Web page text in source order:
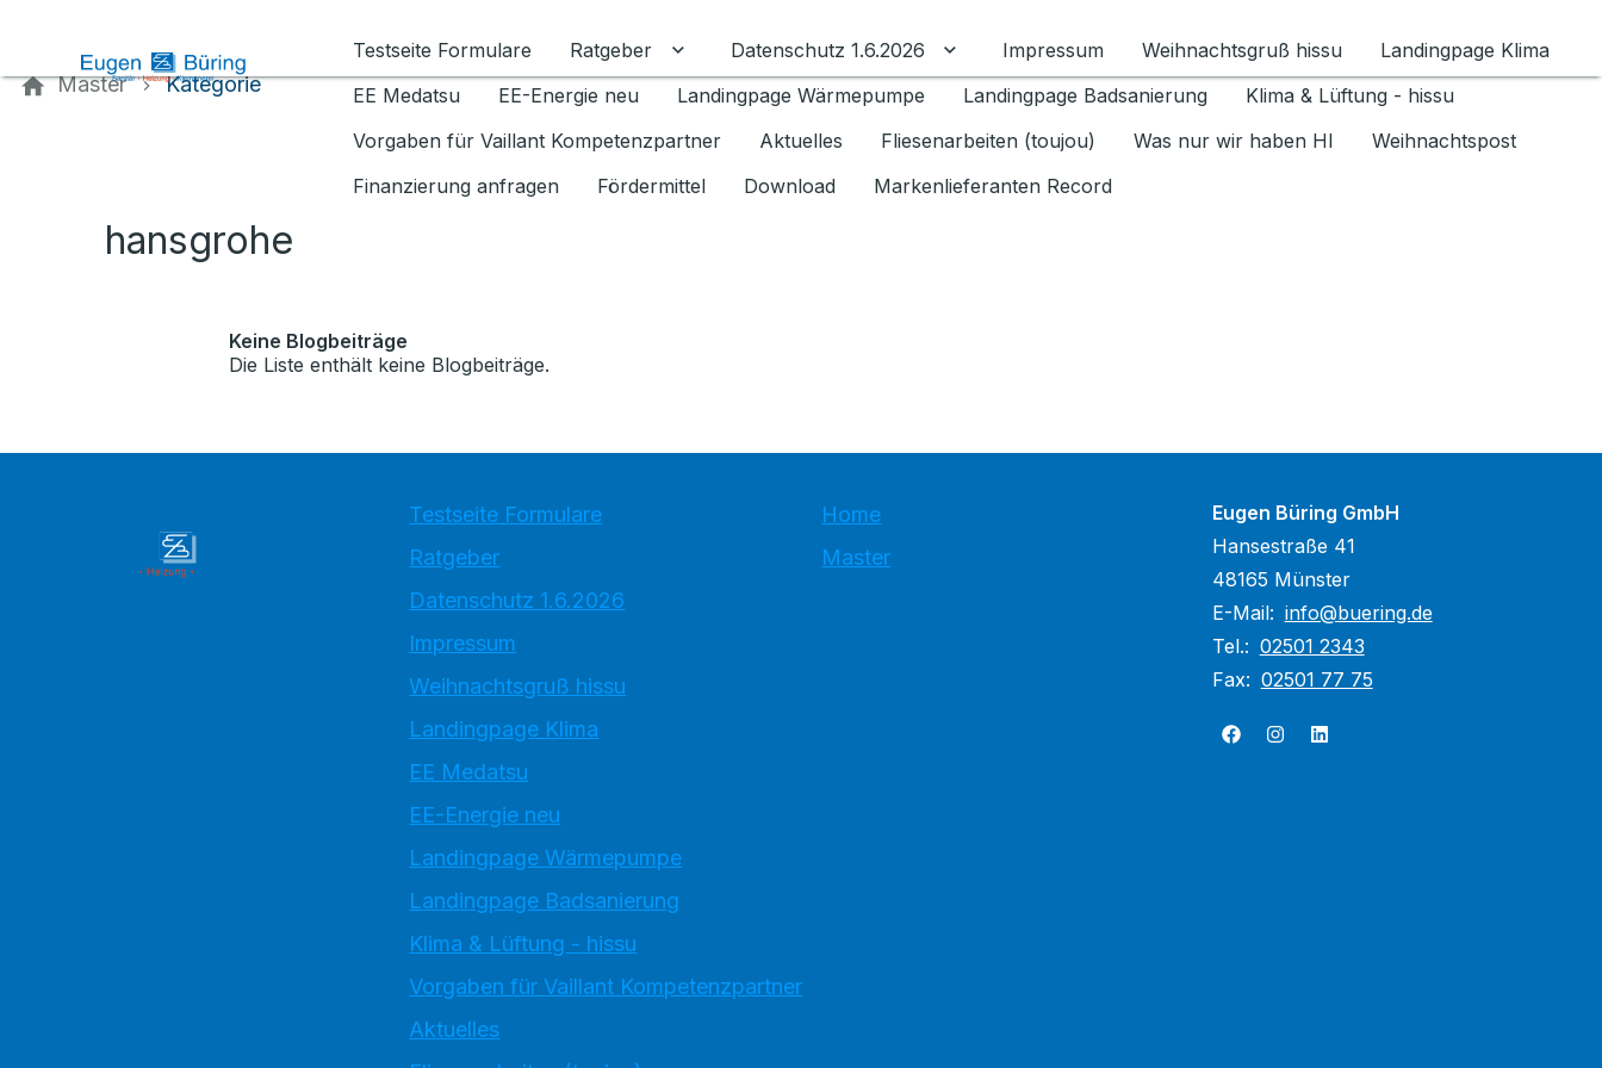
Testseite Formulare
Ratgeber Untermenü für Ratgeber umschalten
Datenschutz 1.6.2026 Untermenü für Datenschutz 1.6.2026 umschalten
Impressum Weihnachtsgruß hissu
Landingpage Klima
EE Medatsu
EE-Energie neu Landingpage Wärmepumpe Landingpage Badsanierung
Klima & Lüftung - hissu
Vorgaben für Vaillant Kompetenzpartner
Aktuelles Fliesenarbeiten (toujou) Was nur wir haben HI
Weihnachtspost
Finanzierung anfragen
Fördermittel Download Markenlieferanten Record
Master Kategorie
hansgrohe
Keine Blogbeiträge
Die Liste enthält keine Blogbeiträge.
Testseite Formulare
Ratgeber
Datenschutz 1.6.2026
Impressum
Weihnachtsgruß hissu
Landingpage Klima
EE Medatsu
EE-Energie neu
Landingpage Wärmepumpe
Landingpage Badsanierung
Klima & Lüftung - hissu
Vorgaben für Vaillant Kompetenzpartner
Aktuelles
Home
Master
Eugen Büring GmbH
Hansestraße 41
48165 Münster
E-Mail: info@buering.de
Tel.: 02501 2343
Fax: 02501 77 75